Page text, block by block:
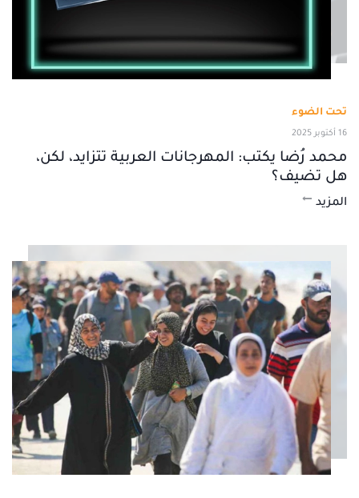
تحت الضوء
16 أكتوبر 2025
محمد رُضا يكتب: المهرجانات العربية تتزايد، لكن،
هل تضيف؟
المزيد